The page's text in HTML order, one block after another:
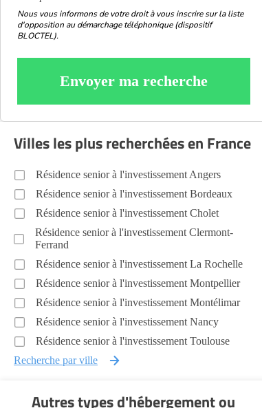
Nous vous informons de votre droit à vous inscrire sur la liste
d'opposition au démarchage téléphonique (dispositif
BLOCTEL).
Envoyer ma recherche
Villes les plus recherchées en France
Résidence senior à l'investissement Angers
Résidence senior à l'investissement Bordeaux
Résidence senior à l'investissement Cholet
Résidence senior à l'investissement Clermont-
Ferrand
Résidence senior à l'investissement La Rochelle
Résidence senior à l'investissement Montpellier
Résidence senior à l'investissement Montélimar
Résidence senior à l'investissement Nancy
Résidence senior à l'investissement Toulouse
Recherche par ville
Autres types d'hébergement ou